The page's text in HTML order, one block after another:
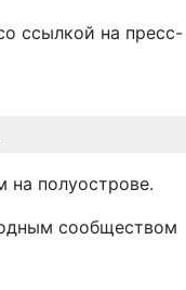
ссылкой на пресс-
на полуострове.
сообществом